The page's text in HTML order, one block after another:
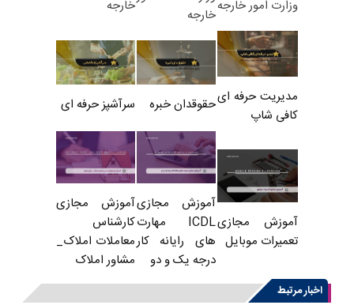
وزارت امور خارجهخارجه
خارجه
مدیریت حرفه ای
کافی شاپ
حقوقدان خبره سرآشپز حرفه ای
آموزش مجازی
تعمیرات موبایل
آموزش مجازی
ICDL مهارت
های رایانه کار
درجه یک و دو
آموزش مجازی
کارشناس
معاملات املاک_
مشاور املاک
اخبار مرتبط